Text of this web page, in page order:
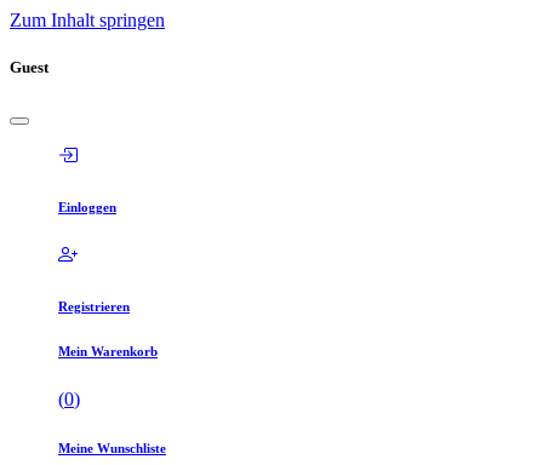
Zum Inhalt springen
Guest
Einloggen
Registrieren
Mein Warenkorb
(0)
Meine Wunschliste